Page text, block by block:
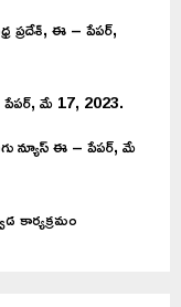
ప్రదేశ్, ఈ – పేపర్,
పేపర్, మే 17, 2023.
న్యూస్ ఈ – పేపర్, మే
కార్యక్రమం